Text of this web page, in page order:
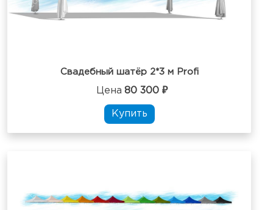
Свадебный шатёр 2*3 м Profi
Цена 80 300 ₽
Купить